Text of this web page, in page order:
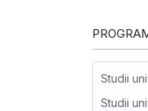
Studii
Studii